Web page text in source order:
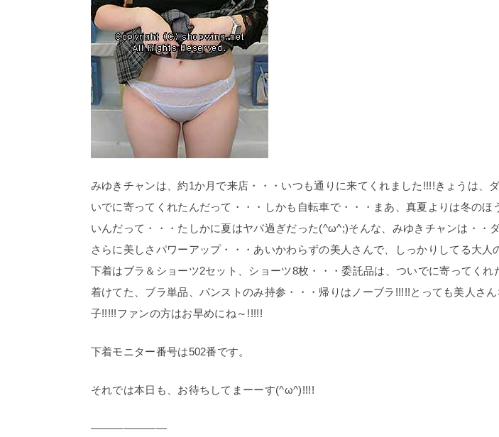
みゆきチャンは、約1か月で来店・・・いつも通りに来てくれました!!!!きょうは、
いでに寄ってくれたんだって・・・しかも自転車で・・・まあ、真夏よりは冬のほ
いんだって・・・たしかに夏はヤバ過ぎだった(^ω^;)そんな、みゆきチャンは・・
さらに美しさパワーアップ・・・あいかわらずの美人さんで、しっかりしてる大人
下着はブラ＆ショーツ2セット、ショーツ8枚・・・委託品は、ついでに寄ってくれ
着けてた、ブラ単品、パンストのみ持参・・・帰りはノーブラ!!!!!とっても美人さ
子!!!!!ファンの方はお早めにね～!!!!!
下着モニター番号は502番です。
それでは本日も、お待ちしてまーーす(^ω^)!!!!
———————